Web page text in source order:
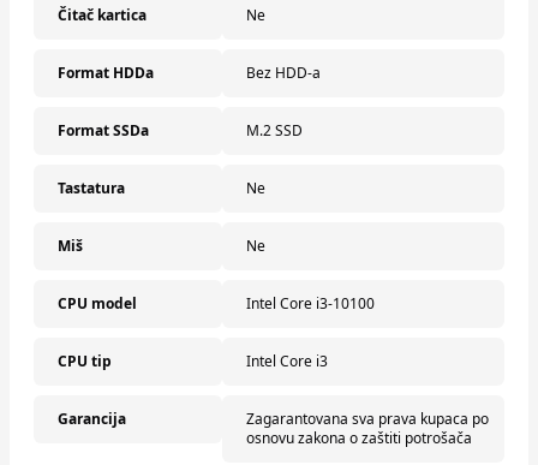
Čitač kartica Ne
Format HDDa Bez HDD-a
Format SSDa M.2 SSD
Tastatura Ne
Miš Ne
CPU model Intel Core i3-10100
CPU tip Intel Core i3
Garancija
Zagarantovana sva prava kupaca po
osnovu zakona o zaštiti potrošača